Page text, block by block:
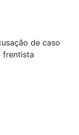
de caso
frentista